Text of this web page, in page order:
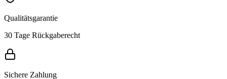
Qualitätsgarantie
30 Tage Rückgaberecht
Sichere Zahlung